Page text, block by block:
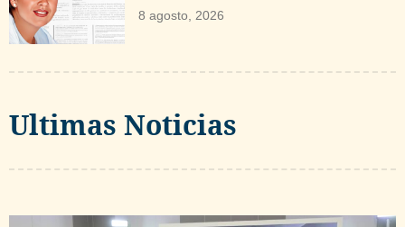
8 agosto, 2026
Ultimas Noticias